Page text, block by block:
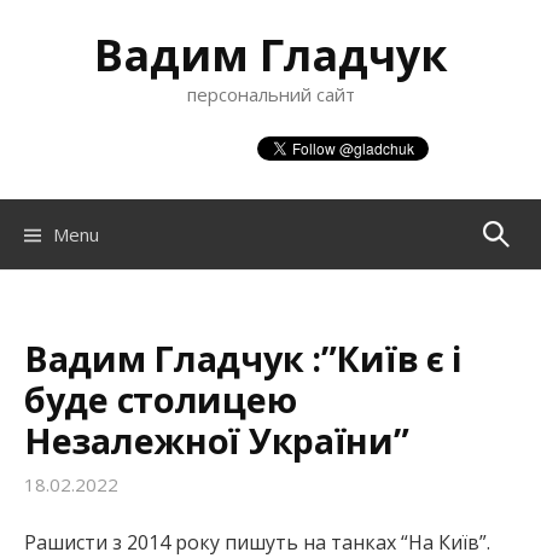
c
Вадим Гладчук
персональний сайт
Menu П
Вадим Гладчук :”Київ є і
буде столицею
Незалежної України”
18.02.2022
Рашисти з 2014 року пишуть на танках “На Київ”.